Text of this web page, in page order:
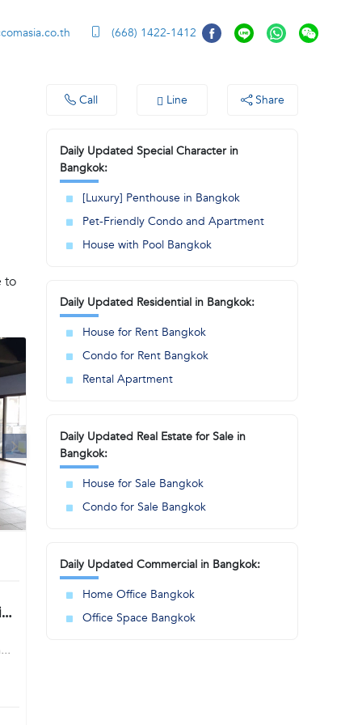
(668) 1422-1412
to
Call Line Share
Daily Updated Special Character in
Bangkok:
[Luxury] Penthouse in Bangkok
Pet-Friendly Condo and Apartment
House with Pool Bangkok
Daily Updated Residential in Bangkok:
House for Rent Bangkok
Condo for Rent Bangkok
Rental Apartment
Daily Updated Real Estate for Sale in
Bangkok:
House for Sale Bangkok
Condo for Sale Bangkok
Daily Updated Commercial in Bangkok:
Home Office Bangkok
Office Space Bangkok